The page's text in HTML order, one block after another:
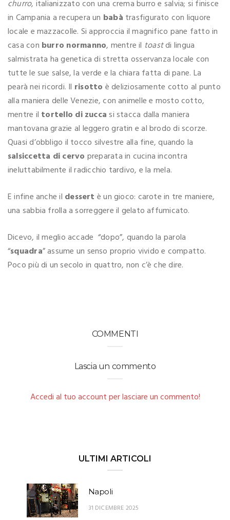
churro, italianizzato con una crema burro e salvia; si finisce
in Campania a recupera un babà trasfigurato con liquore
locale e mazzacolle. Si approccia il magnifico pane fatto in
casa con burro normanno, mentre il toastdi lingua
salmistrata ha genetica di stretta osservanza locale con
tutte le sue salse, la verde e la chiara fatta di pane. La
pearà nei ricordi. Il risotto è deliziosamente cotto al punto
alla maniera delle Venezie, con animelle e mosto cotto,
mentre il tortello di zuccasi stacca dalla maniera
mantovana grazie al leggero gratin e al brodo di scorze.
Quasi d’obbligo il tocco silvestre alla fine, quando la
salsiccetta di cervo preparata in cucina incontra
ineluttabilmente il radicchio tardivo, e la mela.
E infine anche il dessert è un gioco: carote in tre maniere,
una sabbia frolla a sorreggere il gelato affumicato.
Dicevo, il meglio accade “dopo”, quando la parola
“squadra” assume un senso proprio vivido e compatto.
Poco più di un secolo in quattro, non c’è che dire.
COMMENTI
Lascia un commento
Accedi al tuo account per lasciare un commento!
ULTIMI ARTICOLI
Napoli
31 DICEMBRE 2025